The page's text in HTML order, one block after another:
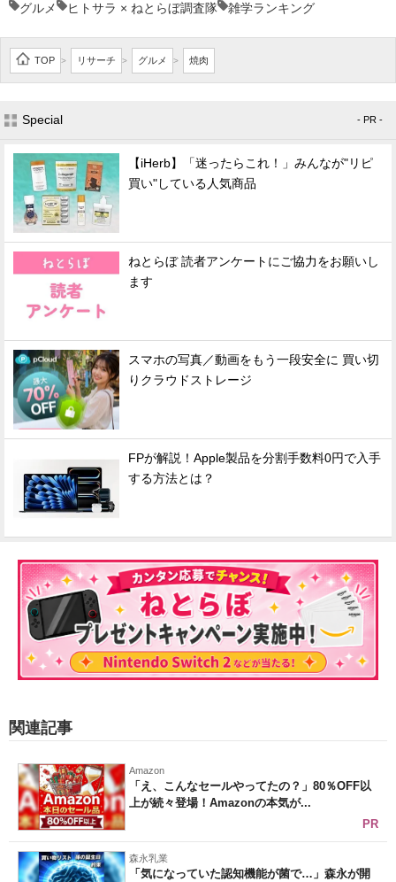
グルメ ヒトサラ × ねとらぼ調査隊 雑学ランキング
TOP > リサーチ > グルメ > 焼肉
Special - PR -
【iHerb】「迷ったらこれ！」みんなが"リピ
買い"している人気商品
ねとらぼ 読者アンケートにご協力をお願いし
ます
スマホの写真／動画をもう一段安全に 買い切
りクラウドストレージ
FPが解説！Apple製品を分割手数料0円で入手
する方法とは？
関連記事
Amazon
「え、こんなセールやってたの？」80％OFF以
上が続々登場！Amazonの本気が...
PR
森永乳業
「気になっていた認知機能が菌で…」森永が開